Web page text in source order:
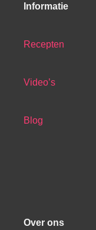
Informatie
Recepten
Video’s
Blog
Over ons